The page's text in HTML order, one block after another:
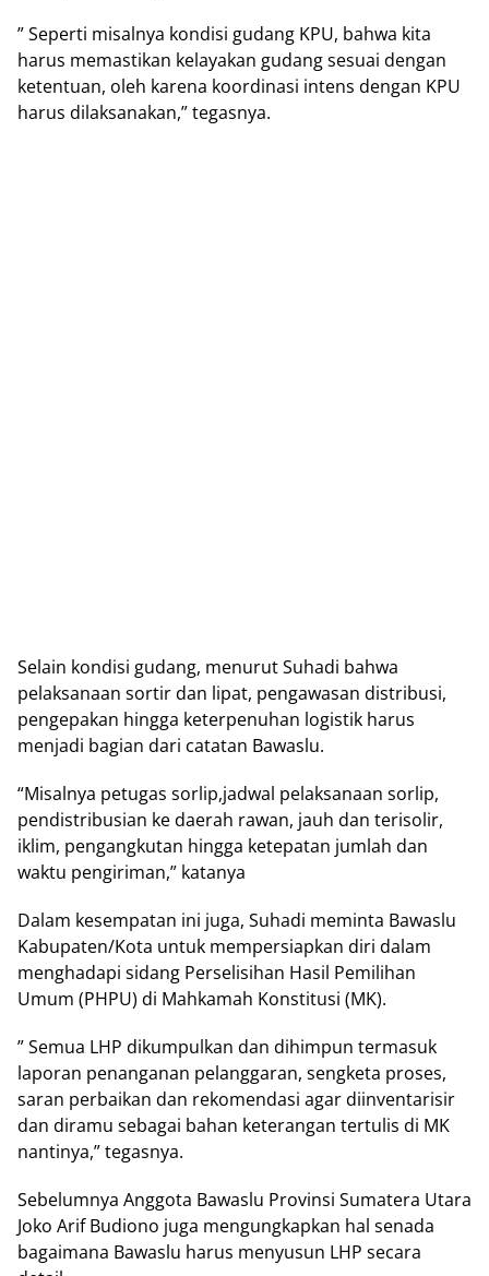
” Seperti misalnya kondisi gudang KPU, bahwa kita
harus memastikan kelayakan gudang sesuai dengan
ketentuan, oleh karena koordinasi intens dengan KPU
harus dilaksanakan,” tegasnya.
Selain kondisi gudang, menurut Suhadi bahwa
pelaksanaan sortir dan lipat, pengawasan distribusi,
pengepakan hingga keterpenuhan logistik harus
menjadi bagian dari catatan Bawaslu.
“Misalnya petugas sorlip,jadwal pelaksanaan sorlip,
pendistribusian ke daerah rawan, jauh dan terisolir,
iklim, pengangkutan hingga ketepatan jumlah dan
waktu pengiriman,” katanya
Dalam kesempatan ini juga, Suhadi meminta Bawaslu
Kabupaten/Kota untuk mempersiapkan diri dalam
menghadapi sidang Perselisihan Hasil Pemilihan
Umum (PHPU) di Mahkamah Konstitusi (MK).
” Semua LHP dikumpulkan dan dihimpun termasuk
laporan penanganan pelanggaran, sengketa proses,
saran perbaikan dan rekomendasi agar diinventarisir
dan diramu sebagai bahan keterangan tertulis di MK
nantinya,” tegasnya.
Sebelumnya Anggota Bawaslu Provinsi Sumatera Utara
Joko Arif Budiono juga mengungkapkan hal senada
bagaimana Bawaslu harus menyusun LHP secara